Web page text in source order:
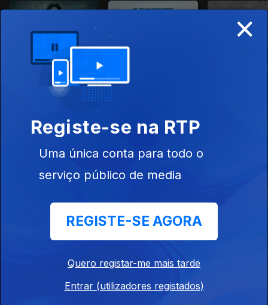
As Últimas Pegadas
do Neandertal
Mandamentos
Somos
Este conteúdo faz parte de
Documentários
Juro
Até Eusébio
×
Registe-se na RTP
Uma única conta para todo o
serviço público de media
REGISTE-SE AGORA
Quero registar-me mais tarde
Entrar (utilizadores registados)